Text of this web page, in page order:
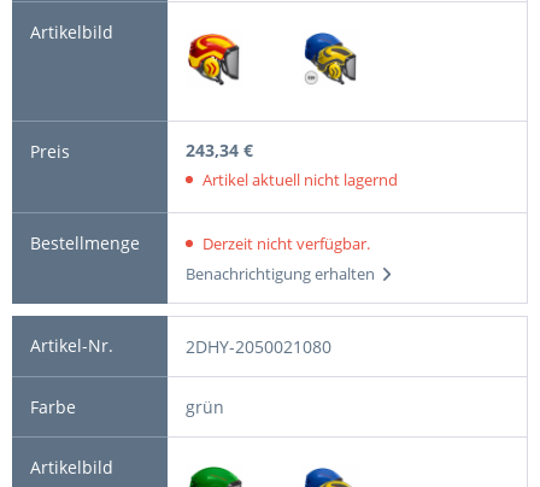
243,34 €
Artikel aktuell nicht lagernd
Derzeit nicht verfügbar.
Benachrichtigung erhalten
2DHY-2050021080
grün